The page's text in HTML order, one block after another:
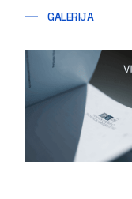
GALERIJA